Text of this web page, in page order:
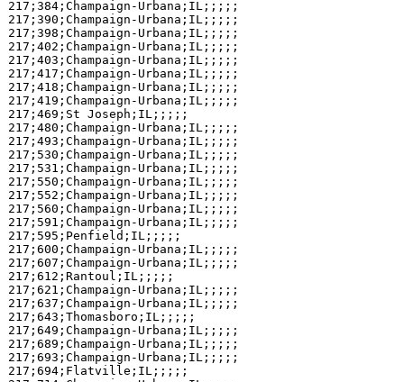
217;384;Champaign-Urbana;IL;;;;;
217;390;Champaign-Urbana;IL;;;;;
217;398;Champaign-Urbana;IL;;;;;
217;402;Champaign-Urbana;IL;;;;;
217;403;Champaign-Urbana;IL;;;;;
217;417;Champaign-Urbana;IL;;;;;
217;418;Champaign-Urbana;IL;;;;;
217;419;Champaign-Urbana;IL;;;;;
217;469;St Joseph;IL;;;;;
217;480;Champaign-Urbana;IL;;;;;
217;493;Champaign-Urbana;IL;;;;;
217;530;Champaign-Urbana;IL;;;;;
217;531;Champaign-Urbana;IL;;;;;
217;550;Champaign-Urbana;IL;;;;;
217;552;Champaign-Urbana;IL;;;;;
217;560;Champaign-Urbana;IL;;;;;
217;591;Champaign-Urbana;IL;;;;;
217;595;Penfield;IL;;;;;
217;600;Champaign-Urbana;IL;;;;;
217;607;Champaign-Urbana;IL;;;;;
217;612;Rantoul;IL;;;;;
217;621;Champaign-Urbana;IL;;;;;
217;637;Champaign-Urbana;IL;;;;;
217;643;Thomasboro;IL;;;;;
217;649;Champaign-Urbana;IL;;;;;
217;689;Champaign-Urbana;IL;;;;;
217;693;Champaign-Urbana;IL;;;;;
217;694;Flatville;IL;;;;;